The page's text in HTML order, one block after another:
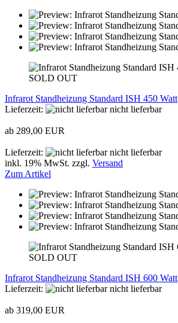
SOLD OUT
Infrarot Standheizung Standard ISH 450 Watt
Lieferzeit:
nicht lieferbar
ab 289,00 EUR
Lieferzeit:
nicht lieferbar
inkl. 19% MwSt. zzgl. Versand
Zum Artikel
SOLD OUT
Infrarot Standheizung Standard ISH 600 Watt
Lieferzeit:
nicht lieferbar
ab 319,00 EUR